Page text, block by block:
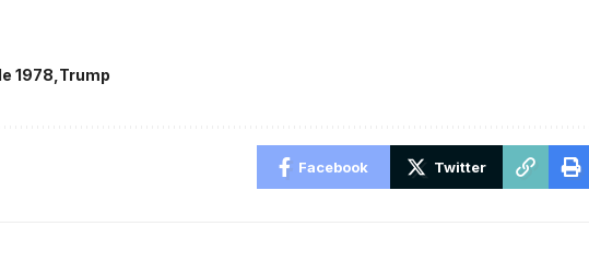
1978 Trump
Facebook Twitter